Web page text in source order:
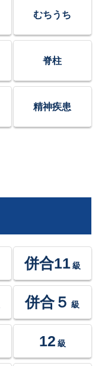
むちうち
脊柱
精神疾患
併合11 級
併合５ 級
12 級